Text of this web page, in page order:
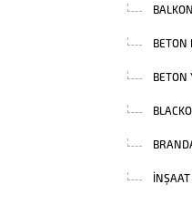
BETON
BETON